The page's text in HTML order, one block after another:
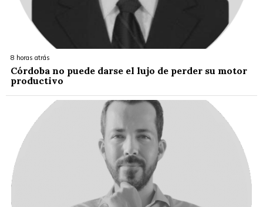
8 horas atrás
Córdoba no puede darse el lujo de perder su motor
productivo